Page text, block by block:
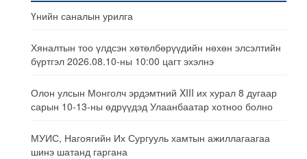
Үнийн саналын урилга
Хяналтын тоо үлдсэн хөтөлбөрүүдийн нөхөн элсэлтийн
бүртгэл 2026.08.10-ны 10:00 цагт эхэлнэ
Олон улсын Монголч эрдэмтний XIII их хурал 8 дугаар
сарын 10-13-ны өдрүүдэд Улаанбаатар хотноо болно
МУИС, Нагоягийн Их Сургууль хамтын ажиллагаагаа
шинэ шатанд гаргана